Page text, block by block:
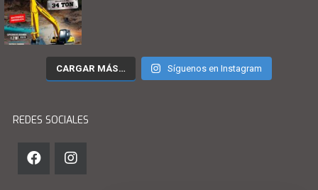
CARGAR MÁS… Síguenos en Instagram
REDES SOCIALES